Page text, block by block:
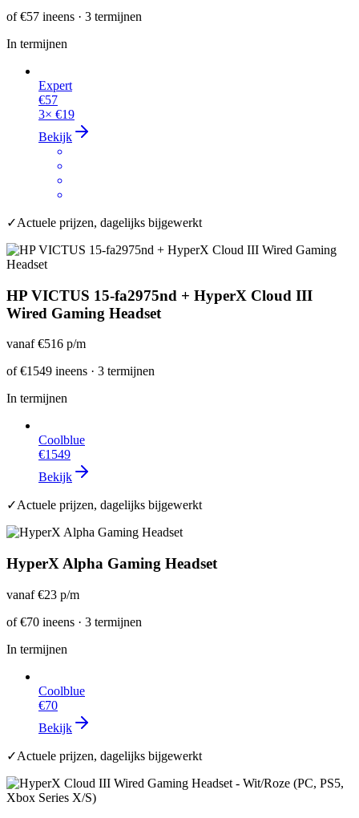
of€57 ineens · 3 termijnen
In termijnen
Expert
€57
3× €19
Bekijk
✓Actuele prijzen, dagelijks bijgewerkt
HP VICTUS 15-fa2975nd + HyperX Cloud III
Wired Gaming Headset
vanaf€516 p/m
of€1549 ineens · 3 termijnen
In termijnen
Coolblue
€1549
Bekijk
✓Actuele prijzen, dagelijks bijgewerkt
HyperX Alpha Gaming Headset
vanaf€23 p/m
of€70 ineens · 3 termijnen
In termijnen
Coolblue
€70
Bekijk
✓Actuele prijzen, dagelijks bijgewerkt